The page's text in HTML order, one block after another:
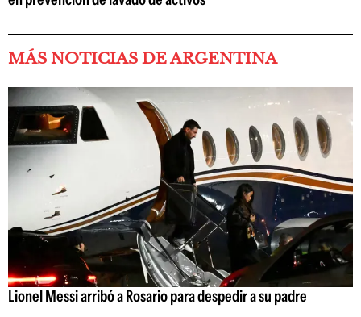
MÁS NOTICIAS DE ARGENTINA
Lionel Messi arribó a Rosario para despedir a su padre